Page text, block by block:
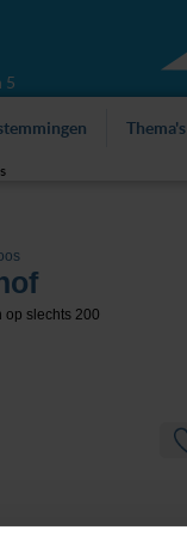
5
Thema's
op slechts 200